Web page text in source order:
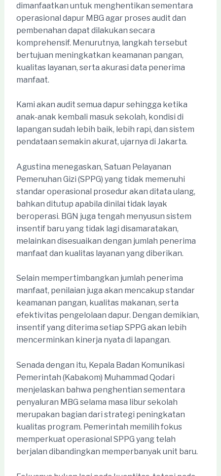
dimanfaatkan untuk menghentikan sementara
operasional dapur MBG agar proses audit dan
pembenahan dapat dilakukan secara
komprehensif. Menurutnya, langkah tersebut
bertujuan meningkatkan keamanan pangan,
kualitas layanan, serta akurasi data penerima
manfaat.
Kami akan audit semua dapur sehingga ketika
anak-anak kembali masuk sekolah, kondisi di
lapangan sudah lebih baik, lebih rapi, dan sistem
pendataan semakin akurat, ujarnya di Jakarta.
Agustina menegaskan, Satuan Pelayanan
Pemenuhan Gizi (SPPG) yang tidak memenuhi
standar operasional prosedur akan ditata ulang,
bahkan ditutup apabila dinilai tidak layak
beroperasi. BGN juga tengah menyusun sistem
insentif baru yang tidak lagi disamaratakan,
melainkan disesuaikan dengan jumlah penerima
manfaat dan kualitas layanan yang diberikan.
Selain mempertimbangkan jumlah penerima
manfaat, penilaian juga akan mencakup standar
keamanan pangan, kualitas makanan, serta
efektivitas pengelolaan dapur. Dengan demikian,
insentif yang diterima setiap SPPG akan lebih
mencerminkan kinerja nyata di lapangan.
Senada dengan itu, Kepala Badan Komunikasi
Pemerintah (Kabakom) Muhammad Qodari
menjelaskan bahwa penghentian sementara
penyaluran MBG selama masa libur sekolah
merupakan bagian dari strategi peningkatan
kualitas program. Pemerintah memilih fokus
memperkuat operasional SPPG yang telah
berjalan dibandingkan memperbanyak unit baru.